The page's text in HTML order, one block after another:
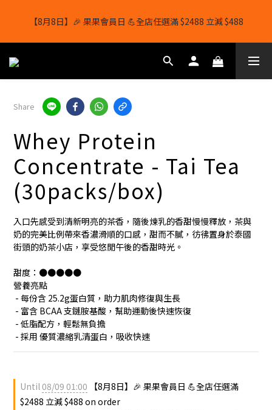
【8月8日】🎉 果果會員日 💪全店任選滿 $2488 立減 $488
【1/8-31/8】8月下單即贈 蛋白威化餅×1-隨機口味
結帳輸入[gopowerhk]，可享全單*95折*，可與活動折扣疊加。
[新會員優惠]新會員註冊即送$20購物金
【8月8日】🎉 果果會員日 💪全店任選滿 $2488 立減 $488
Share
Whey Protein
Concentrate - Tai Tea
(30packs/box)
入口先感受到清新明亮的茶香，隨後煉乳的香甜慢慢釋放，茶與
奶的完美比例帶來香濃滑順的口感，甜而不膩，彷彿置身於泰國
街頭的奶茶小店，享受悠閒午後的香甜時光。
甜度：●●●●●
營養亮點
- 每份含 25.2g蛋白質，助力肌肉修復與生長
- 富含 BCAA 支鏈胺基酸，幫助運動後快速恢復
- 低脂配方，輕鬆無負擔
- 採用 優質濃縮乳清蛋白，吸收快速
Until08/09 01:00 【8月8日】🎉 果果會員日 💪全店任選滿
$2488 立減 $488 on order